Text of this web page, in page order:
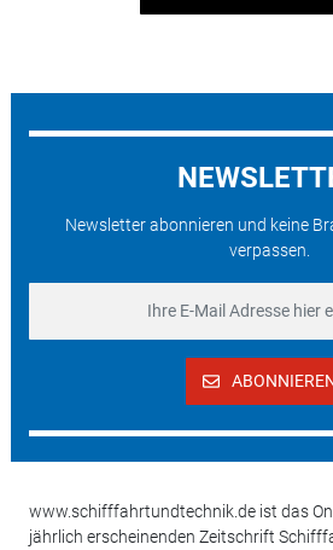
Newsletter abonnieren und keine
verpassen.
www.schifffahrtundtechnik.de ist das
jährlich erscheinenden Zeitschrift